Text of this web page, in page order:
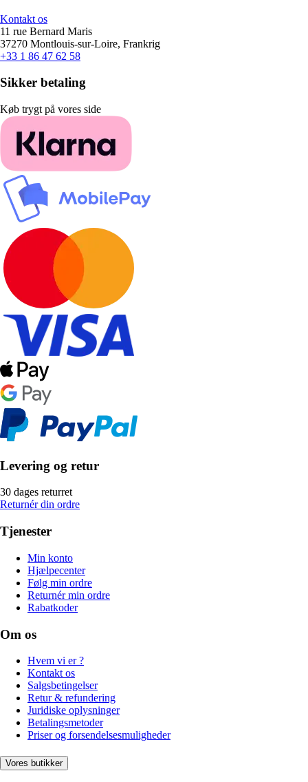
Kontakt os
11 rue Bernard Maris
37270 Montlouis-sur-Loire, Frankrig
+33 1 86 47 62 58
Sikker betaling
Køb trygt på vores side
Levering og retur
30 dages returret
Returnér din ordre
Tjenester
Min konto
Hjælpecenter
Følg min ordre
Returnér min ordre
Rabatkoder
Om os
Hvem vi er ?
Kontakt os
Salgsbetingelser
Retur & refundering
Juridiske oplysninger
Betalingsmetoder
Priser og forsendelsesmuligheder
Vores butikker